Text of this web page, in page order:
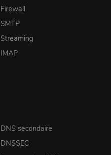
Firewall
SMTP
Streaming
IMAP
DNS secondaire
DNSSEC